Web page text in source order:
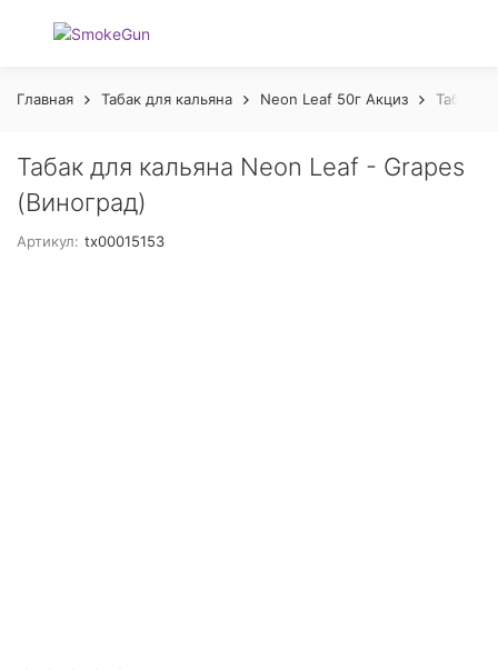
Главная Табак для кальяна Neon Leaf 50г Акциз Табак
Табак для кальяна Neon Leaf - Grapes
(Виноград)
Артикул: tx00015153